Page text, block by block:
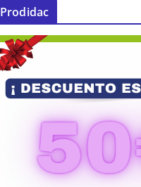
Prodidac